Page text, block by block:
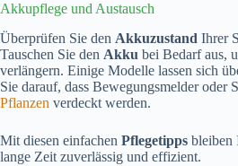
Akkupflege und Austausch
Überprüfen Sie den Akkuzustand Ihrer
Tauschen Sie den Akku bei Bedarf aus,
verlängern. Einige Modelle lassen sich
Sie darauf, dass Bewegungsmelder oder
Pflanzen verdeckt werden.
Mit diesen einfachen Pflegetipps bleiben
lange Zeit zuverlässig und effizient.